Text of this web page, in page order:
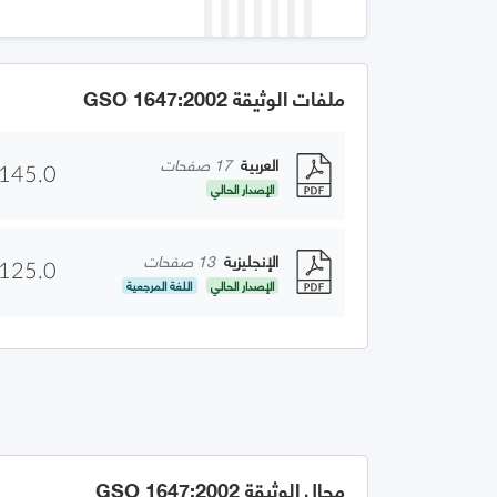
ملفات الوثيقة GSO 1647:2002
العربية 17 صفحات
الإصدار الحالي
145.0
الإنجليزية 13 صفحات
الإصدار الحالي اللغة المرجعية
125.0
مجال الوثيقة GSO 1647:2002